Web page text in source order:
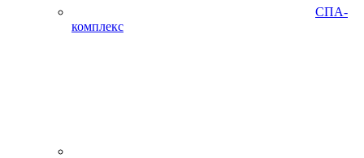
СПА-
комплекс